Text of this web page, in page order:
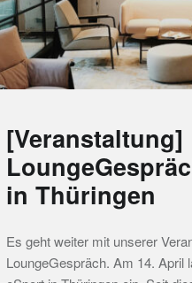
[Veranstaltung]
in Thüringen
Es geht weiter mit unserer
LoungeGespräch. Am 14. April